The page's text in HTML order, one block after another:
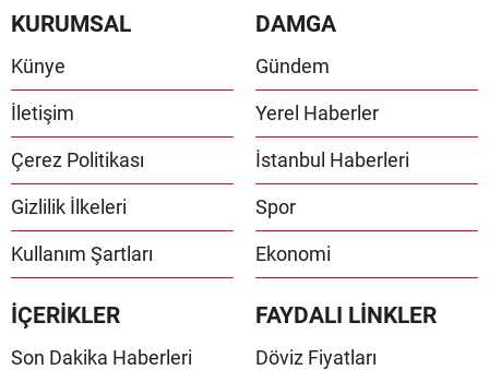
KURUMSAL
Künye
İletişim
Çerez Politikası
Gizlilik İlkeleri
Kullanım Şartları
DAMGA
Gündem
Yerel Haberler
İstanbul Haberleri
Spor
Ekonomi
İÇERİKLER
Son Dakika Haberleri
FAYDALI LİNKLER
Döviz Fiyatları